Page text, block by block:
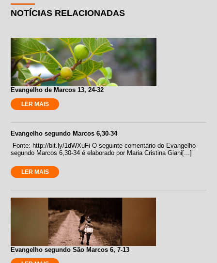
NOTÍCIAS RELACIONADAS
Evangelho de Marcos 13, 24-32
LER MAIS
Evangelho segundo Marcos 6,30-34
Fonte: http://bit.ly/1dWXuFi O seguinte comentário do Evangelho
segundo Marcos 6,30-34 é elaborado por Maria Cristina Giani[...]
LER MAIS
Evangelho segundo São Marcos 6, 7-13